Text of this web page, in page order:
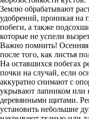
Землю обрабатывают
удобрений, проникая на
побеги, а также
которые не успели
Важно помнить! Осенняя
после того, как листья
На оставшихся побегах
почки на случай, если
аккуратно снимают с
укрывают лапником или
деревянными щитами.
установить небольшие